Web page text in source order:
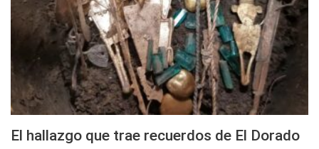
El hallazgo que trae recuerdos de El Dorado